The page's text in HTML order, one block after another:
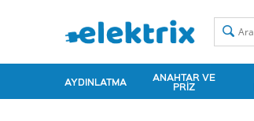
AYDINLATMA ANAHTAR VE
PRIZ